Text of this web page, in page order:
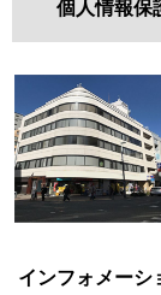
個人情報保
インフォメーシ